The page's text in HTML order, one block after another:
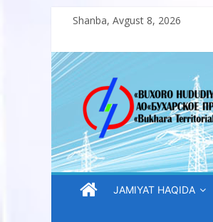
content
Shanba, Avgust 8, 2026
“Buxoro
hududiy
elektr
JAMIYAT HAQIDA